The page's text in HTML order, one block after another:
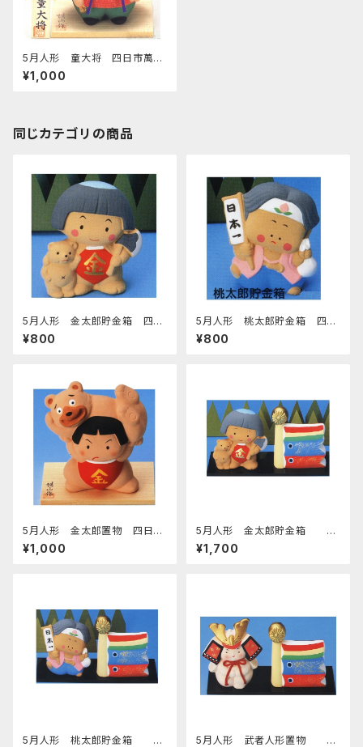
5月人形 童大将 四日市萬古
焼
¥1,000
同じカテゴリの商品
5月人形 金太郎貯金箱 四日
市萬古焼
¥800
5月人形 桃太郎貯金箱 四日
市萬古焼
¥800
5月人形 金太郎置物 四日市
萬古焼
¥1,000
5月人形 金太郎貯金箱 こ
いのぼり付 四日市萬古焼
¥1,700
5月人形 桃太郎貯金箱 こ
5月人形 武者人形置物 こ